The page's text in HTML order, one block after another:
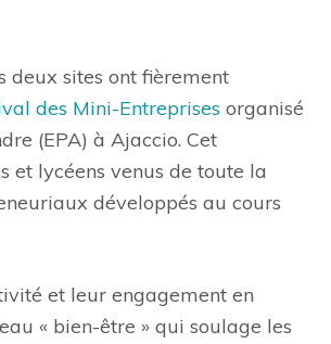
deux sites ont fièrement
des Mini-Entreprises organisé
(EPA) à Ajaccio. Cet
et lycéens venus de toute la
développés au cours
et leur engagement en
« bien-être » qui soulage les